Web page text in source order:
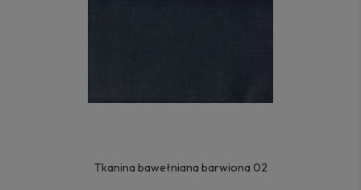
Tkanina bawełniana barwiona 02